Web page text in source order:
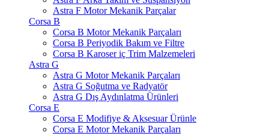
Astra F Motor Mekanik Parçalar
Corsa B
Corsa B Motor Mekanik Parçaları
Corsa B Periyodik Bakım ve Filtre
Corsa B Karoser iç Trim Malzemeleri
Astra G
Astra G Motor Mekanik Parçaları
Astra G Soğutma ve Radyatör
Astra G Dış Aydınlatma Ürünleri
Corsa E
Corsa E Modifiye & Aksesuar Ürünle
Corsa E Motor Mekanik Parçaları